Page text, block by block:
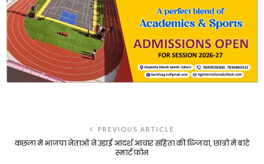
PREVIOUS ARTICLE
कछला में भाजपा नेताओं ने उड़ाई आदर्श आचार संहिता की ध्ज्जियां, छात्रों में बांटे
स्मार्ट फोन